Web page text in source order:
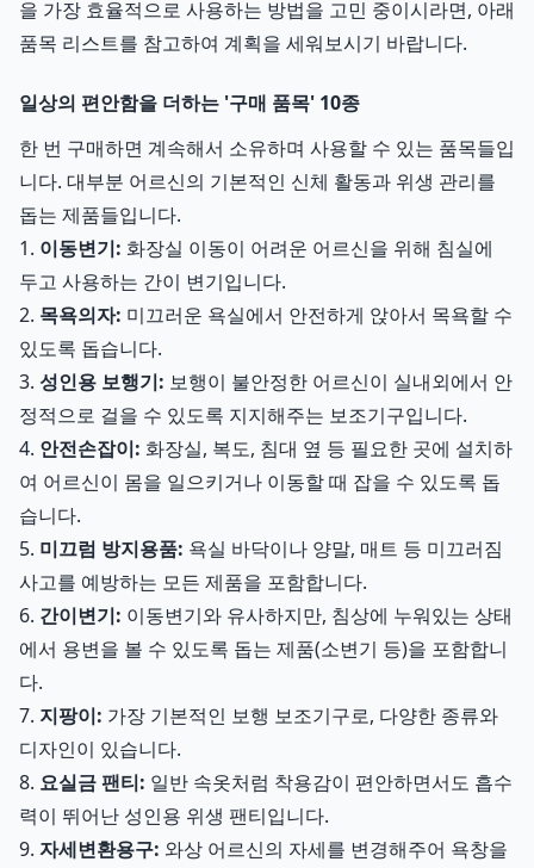
을 가장 효율적으로 사용하는 방법을 고민 중이시라면, 아래
품목 리스트를 참고하여 계획을 세워보시기 바랍니다.
일상의 편안함을 더하는 '구매 품목' 10종
한 번 구매하면 계속해서 소유하며 사용할 수 있는 품목들입
니다. 대부분 어르신의 기본적인 신체 활동과 위생 관리를
돕는 제품들입니다.
1. 이동변기: 화장실 이동이 어려운 어르신을 위해 침실에
두고 사용하는 간이 변기입니다.
2. 목욕의자: 미끄러운 욕실에서 안전하게 앉아서 목욕할 수
있도록 돕습니다.
3. 성인용 보행기: 보행이 불안정한 어르신이 실내외에서 안
정적으로 걸을 수 있도록 지지해주는 보조기구입니다.
4. 안전손잡이: 화장실, 복도, 침대 옆 등 필요한 곳에 설치하
여 어르신이 몸을 일으키거나 이동할 때 잡을 수 있도록 돕
습니다.
5. 미끄럼 방지용품: 욕실 바닥이나 양말, 매트 등 미끄러짐
사고를 예방하는 모든 제품을 포함합니다.
6. 간이변기: 이동변기와 유사하지만, 침상에 누워있는 상태
에서 용변을 볼 수 있도록 돕는 제품(소변기 등)을 포함합니
다.
7. 지팡이: 가장 기본적인 보행 보조기구로, 다양한 종류와
디자인이 있습니다.
8. 요실금 팬티: 일반 속옷처럼 착용감이 편안하면서도 흡수
력이 뛰어난 성인용 위생 팬티입니다.
9. 자세변환용구: 와상 어르신의 자세를 변경해주어 욕창을